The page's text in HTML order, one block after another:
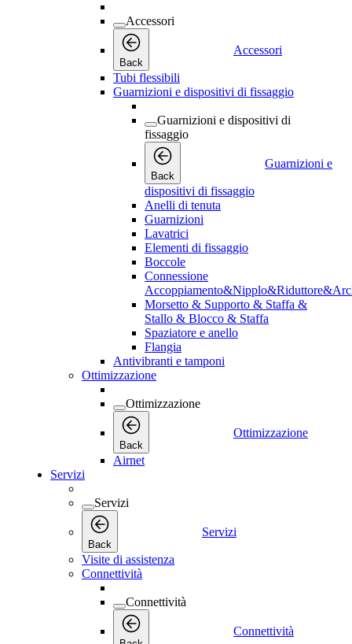
Accessori
Back
Accessori
Tubi flessibili
Guarnizioni e dispositivi di fissaggio
Guarnizioni e dispositivi di
fissaggio
Back
Guarnizioni e
dispositivi di fissaggio
Anelli di tenuta
Guarnizioni
Lavatrici
Elementi di fissaggio
Boccole
Connessione
Morsetto & Supporto & Staffa &
Stallo & Blocco & Staffa
Spaziatore e anello
Flangia
Antivibranti e tamponi
Ottimizzazione
Ottimizzazione
Back
Ottimizzazione
Airnet
Servizi
Servizi
Back
Servizi
Visite di assistenza
Connettività
Connettività
Connettività